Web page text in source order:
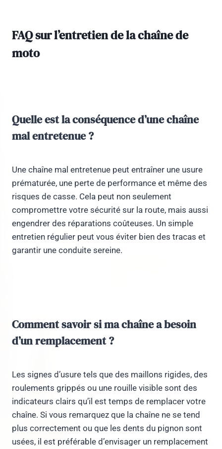
FAQ sur l’entretien de la chaîne de
moto
Quelle est la conséquence d’une chaîne
mal entretenue ?
Une chaîne mal entretenue peut entraîner une usure
prématurée, une perte de performance et même des
risques de casse. Cela peut non seulement
compromettre votre sécurité sur la route, mais aussi
engendrer des réparations coûteuses. Un simple
entretien régulier peut vous éviter bien des tracas et
garantir une conduite sereine.
Comment savoir si ma chaîne a besoin
d’un remplacement ?
Les signes d’usure tels que des maillons rigides, des
roulements grippés ou une rouille visible sont des
indicateurs clairs qu’il est temps de remplacer votre
chaîne. Si vous remarquez que la chaîne ne se tend
plus correctement ou que les dents du pignon sont
usées, il est préférable d’envisager un remplacement